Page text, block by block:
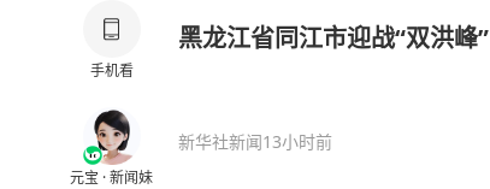
手机看
元宝 · 新闻妹
黑龙江省同江市迎战“双洪峰”
新华社新闻13小时前